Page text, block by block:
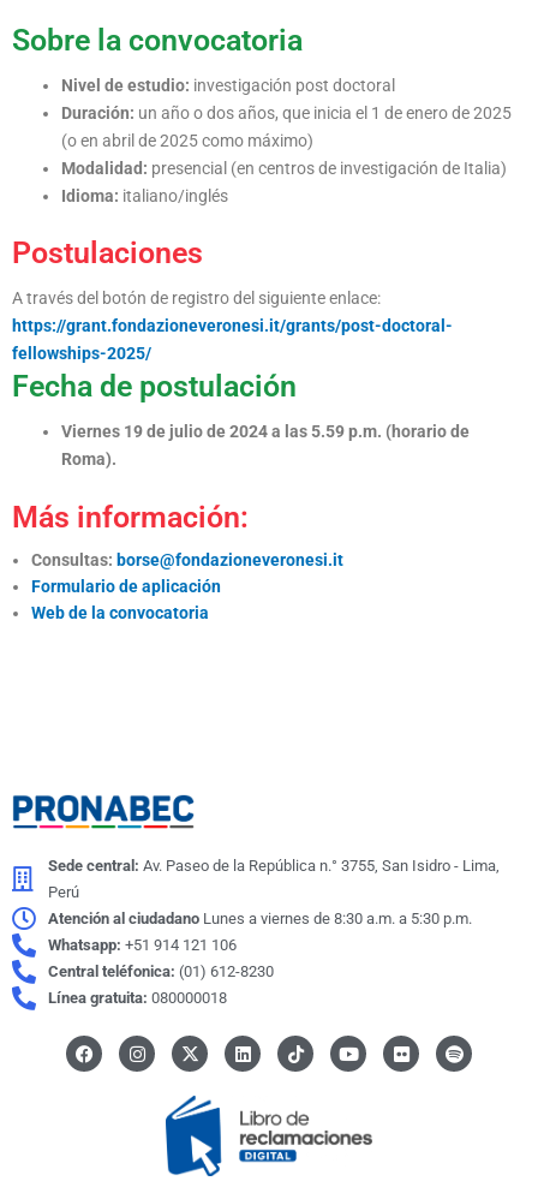
Sobre la convocatoria
Nivel de estudio: investigación post doctoral
Duración: un año o dos años, que inicia el 1 de enero de 2025
(o en abril de 2025 como máximo)
Modalidad: presencial (en centros de investigación de Italia)
Idioma: italiano/inglés
Postulaciones
A través del botón de registro del siguiente enlace:
https://grant.fondazioneveronesi.it/grants/post-doctoral-
fellowships-2025/
Fecha de postulación
Viernes 19 de julio de 2024 a las 5.59 p.m. (horario de
Roma).
Más información:
Consultas: borse@fondazioneveronesi.it
Formulario de aplicación
Web de la convocatoria
Sede central: Av. Paseo de la República n.° 3755, San Isidro - Lima,
Perú
Atención al ciudadano Lunes a viernes de 8:30 a.m. a 5:30 p.m.
Whatsapp: +51 914 121 106
Central teléfonica: (01) 612-8230
Línea gratuita: 080000018
F
a
c
I
n
s
X
-
t
w
i
t
t
e
L
i
n
e
d
i
n
I
c
o
-
t
i
k
Y
o
u
b
e
F
l
i
S
p
o